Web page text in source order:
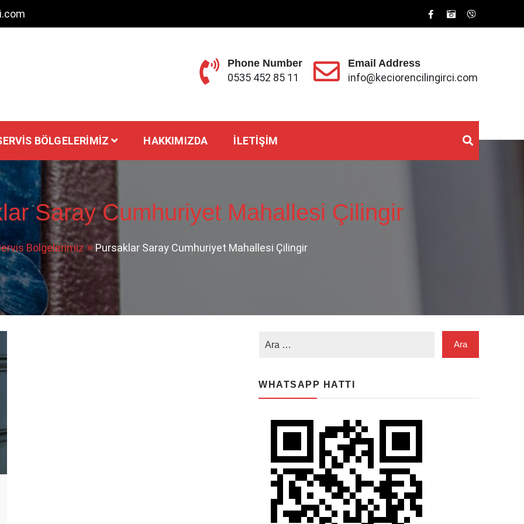
Phone Number
0535 452 85 11
Email Address
info@keciorencilingirci.com
BÖLGELERIMIZ HAKKIMIZDA İLETIŞIM
Saray Cumhuriyet Mahallesi Çilingir
Bölgelerimiz Pursaklar Saray Cumhuriyet Mahallesi Çilingir
WHATSAPP HATTI